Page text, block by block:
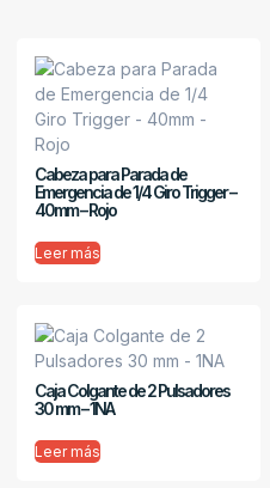
Cabeza para Parada de
Emergencia de 1/4 Giro Trigger –
40mm – Rojo
Leer más
Caja Colgante de 2 Pulsadores
30 mm – 1NA
Leer más